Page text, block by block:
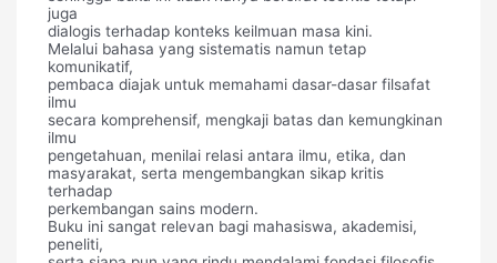
juga
dialogis terhadap konteks keilmuan masa kini.
Melalui bahasa yang sistematis namun tetap
komunikatif,
pembaca diajak untuk memahami dasar-dasar filsafat
ilmu
secara komprehensif, mengkaji batas dan kemungkinan
ilmu
pengetahuan, menilai relasi antara ilmu, etika, dan
masyarakat, serta mengembangkan sikap kritis
terhadap
perkembangan sains modern.
Buku ini sangat relevan bagi mahasiswa, akademisi,
peneliti,